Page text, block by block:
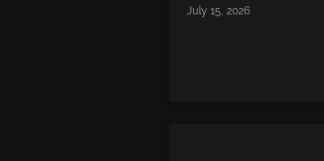
July 15, 2026